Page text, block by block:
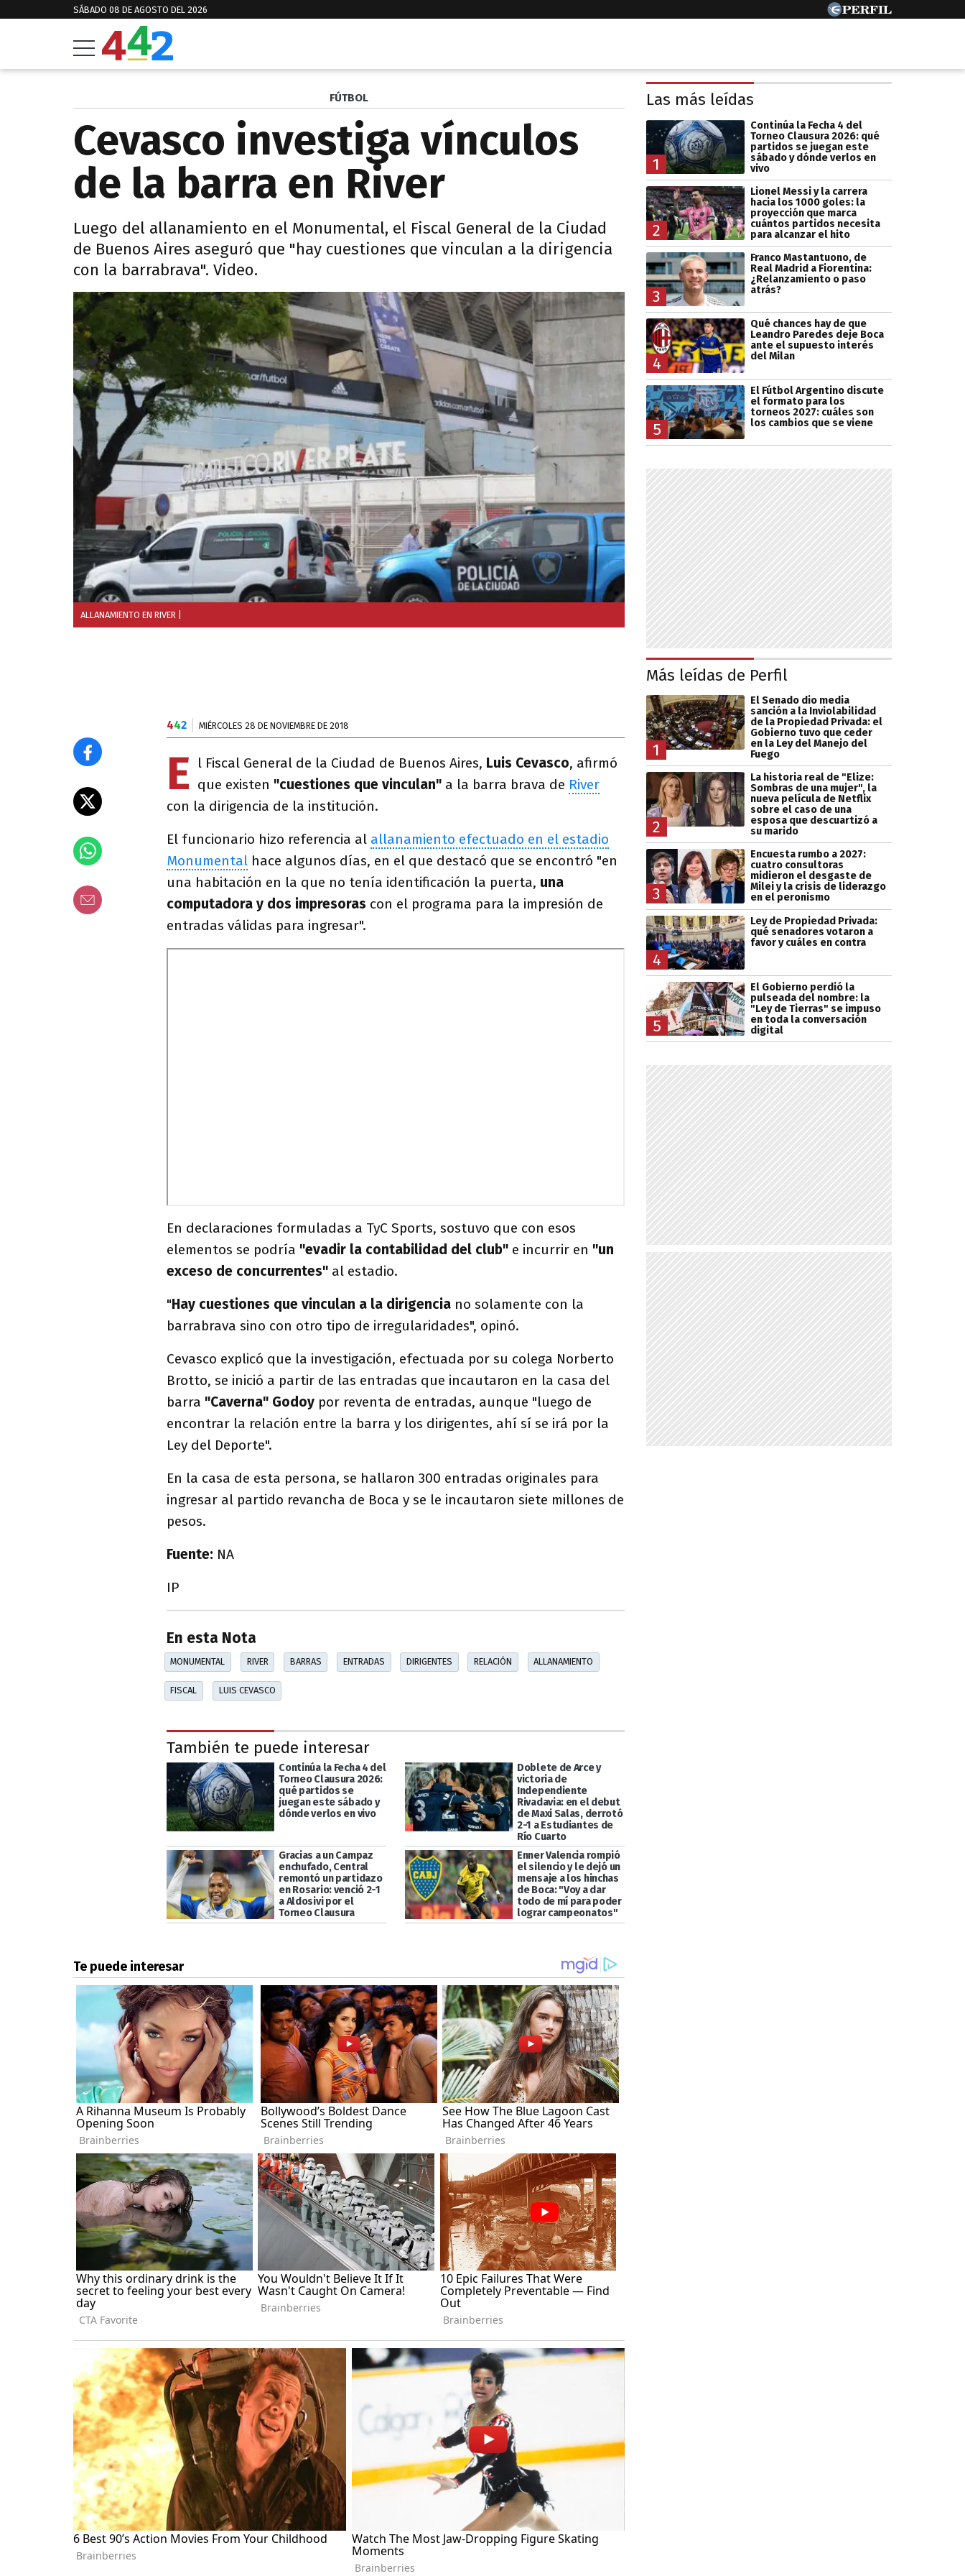
SÁBADO 08 DE AGOSTO DEL 2026
FÚTBOL
Cevasco investiga vínculos
de la barra en River
Luego del allanamiento en el Monumental, el Fiscal General de la Ciudad
de Buenos Aires aseguró que "hay cuestiones que vinculan a la dirigencia
con la barrabrava". Video.
ALLANAMIENTO EN RIVER
442 MIÉRCOLES 28 DE NOVIEMBRE DE 2018
E l Fiscal General de la Ciudad de Buenos Aires, Luis Cevasco, afirmó
que existen "cuestiones que vinculan" a la barra brava de River
con la dirigencia de la institución.
El funcionario hizo referencia al allanamiento efectuado en el estadio
Monumental hace algunos días, en el que destacó que se encontró "en
una habitación en la que no tenía identificación la puerta, una
computadora y dos impresoras con el programa para la impresión de
entradas válidas para ingresar".
En declaraciones formuladas a TyC Sports, sostuvo que con esos
elementos se podría "evadir la contabilidad del club" e incurrir en "un
exceso de concurrentes" al estadio.
"Hay cuestiones que vinculan a la dirigencia no solamente con la
barrabrava sino con otro tipo de irregularidades", opinó.
Cevasco explicó que la investigación, efectuada por su colega Norberto
Brotto, se inició a partir de las entradas que incautaron en la casa del
barra "Caverna" Godoy por reventa de entradas, aunque "luego de
encontrar la relación entre la barra y los dirigentes, ahí sí se irá por la
Ley del Deporte".
En la casa de esta persona, se hallaron 300 entradas originales para
ingresar al partido revancha de Boca y se le incautaron siete millones de
pesos.
Fuente: NA
IP
En esta Nota
MONUMENTAL RIVER BARRAS ENTRADAS DIRIGENTES RELACIÓN ALLANAMIENTO
FISCAL LUIS CEVASCO
También te puede interesar
Continúa la Fecha 4 del
Torneo Clausura 2026:
qué partidos se
juegan este sábado y
dónde verlos en vivo
Doblete de Arce y
victoria de
Independiente
Rivadavia: en el debut
de Maxi Salas, derrotó
2-1 a Estudiantes de
Río Cuarto
Gracias a un Campaz
enchufado, Central
remontó un partidazo
en Rosario: venció 2-1
a Aldosivi por el
Torneo Clausura
Enner Valencia rompió
el silencio y le dejó un
mensaje a los hinchas
de Boca: "Voy a dar
todo de mí para poder
lograr campeonatos"
Las más leídas
1
Continúa la Fecha 4 del
Torneo Clausura 2026: qué
partidos se juegan este
sábado y dónde verlos en
vivo
2
Lionel Messi y la carrera
hacia los 1000 goles: la
proyección que marca
cuántos partidos necesita
para alcanzar el hito
3
Franco Mastantuono, de
Real Madrid a Fiorentina:
¿Relanzamiento o paso
atrás?
4
Qué chances hay de que
Leandro Paredes deje Boca
ante el supuesto interés
del Milan
5
El Fútbol Argentino discute
el formato para los
torneos 2027: cuáles son
los cambios que se viene
Más leídas de Perfil
1
El Senado dio media
sanción a la Inviolabilidad
de la Propiedad Privada: el
Gobierno tuvo que ceder
en la Ley del Manejo del
Fuego
2
La historia real de "Elize:
Sombras de una mujer", la
nueva película de Netflix
sobre el caso de una
esposa que descuartizó a
su marido
3
Encuesta rumbo a 2027:
cuatro consultoras
midieron el desgaste de
Milei y la crisis de liderazgo
en el peronismo
4
Ley de Propiedad Privada:
qué senadores votaron a
favor y cuáles en contra
5
El Gobierno perdió la
pulseada del nombre: la
"Ley de Tierras" se impuso
en toda la conversación
digital